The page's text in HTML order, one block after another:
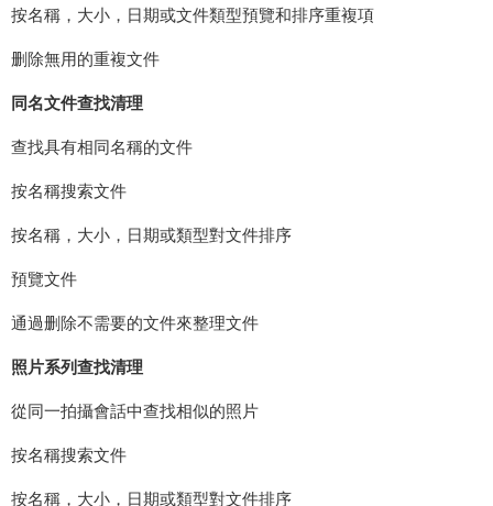
按名稱，大小，日期或文件類型預覽和排序重複項
删除無用的重複文件
同名文件查找清理
查找具有相同名稱的文件
按名稱搜索文件
按名稱，大小，日期或類型對文件排序
預覽文件
通過删除不需要的文件來整理文件
照片系列查找清理
從同一拍攝會話中查找相似的照片
按名稱搜索文件
按名稱，大小，日期或類型對文件排序